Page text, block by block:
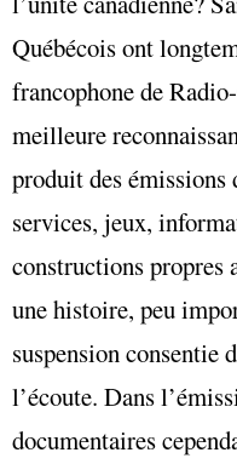
Québécois ont
francophone de
meilleure
produit des
services, jeux,
constructions propres
une histoire, peu
suspension consentie
l’écoute. Dans
documentaires